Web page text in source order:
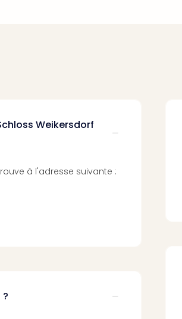
Weikersdorf
à l'adresse suivante :